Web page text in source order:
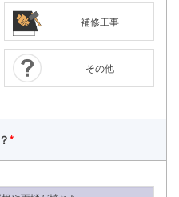
補修工事
その他
*